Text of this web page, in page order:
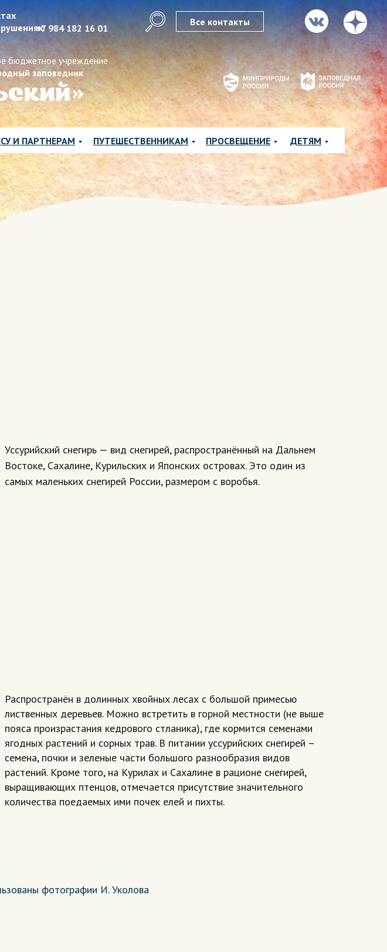
бюджетное учреждение
заповедник
Все контакты
И ПАРТНЕРАМ ПУТЕШЕСТВЕННИКАМ ПРОСВЕЩЕНИЕ ДЕТЯМ
+7 984 182 16 01
Уссурийский снегирь — вид снегирей, распространённый на Дальнем
Востоке, Сахалине, Курильских и Японских островах. Это один из
самых маленьких снегирей России, размером с воробья.
Распространён в долинных хвойных лесах с большой примесью
лиственных деревьев. Можно встретить в горной местности (не выше
пояса произрастания кедрового стланика), где кормится семенами
ягодных растений и сорных трав. В питании уссурийских снегирей –
семена, почки и зеленые части большого разнообразия видов
растений. Кроме того, на Курилах и Сахалине в рационе снегирей,
выращивающих птенцов, отмечается присутствие значительного
количества поедаемых ими почек елей и пихты.
фотографии И. Уколова